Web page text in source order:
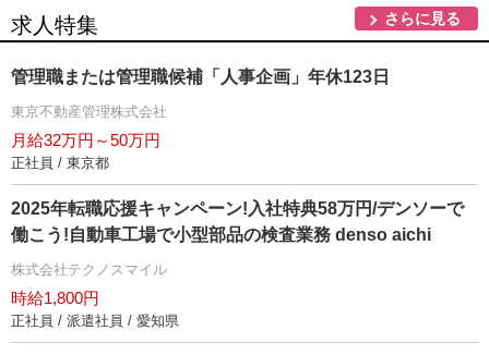
求人特集 さらに見る
管理職または管理職候補「人事企画」年休123日
東京不動産管理株式会社
月給32万円～50万円
正社員 / 東京都
2025年転職応援キャンペーン!入社特典58万円/デンソーで
働こう!自動車工場で小型部品の検査業務 denso aichi
株式会社テクノスマイル
時給1,800円
正社員 / 派遣社員 / 愛知県